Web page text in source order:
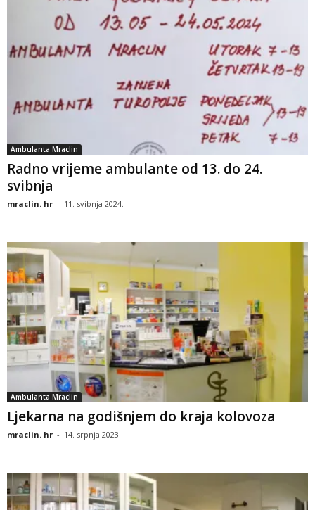
Ambulanta Mraclin
Radno vrijeme ambulante od 13. do 24.
svibnja
mraclin. hr - 11. svibnja 2024.
Ambulanta Mraclin
Ljekarna na godišnjem do kraja kolovoza
mraclin. hr - 14. srpnja 2023.